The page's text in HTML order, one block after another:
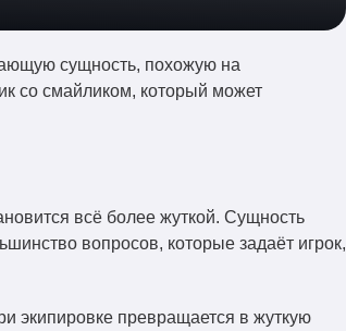
сущность, похожую на
со смайликом, который может
всё более жуткой. Сущность
вопросов, которые задаёт игрок,
экипировке превращается в жуткую